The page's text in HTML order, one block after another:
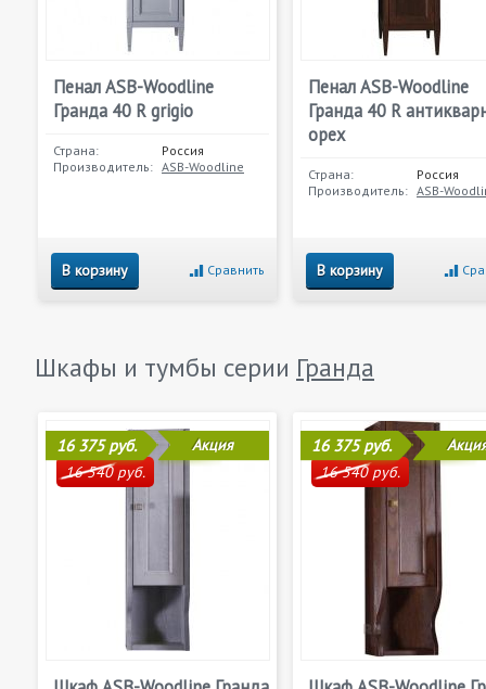
Пенал ASB-Woodline
Гранда 40 R grigio
Страна:
Россия
Производитель: ASB-Woodline
В корзину Сравнить
Пенал ASB-Woodline
Гранда 40 R
орех
Страна:
Россия
Производитель: ASB-
В корзину
Шкафы и тумбы серии Гранда
16 375 руб.
16 540 руб.
Акция 16 375 руб.
16 540 руб.